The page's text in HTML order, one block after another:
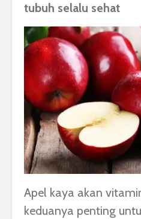
tubuh selalu sehat
Apel kaya akan
keduanya penting